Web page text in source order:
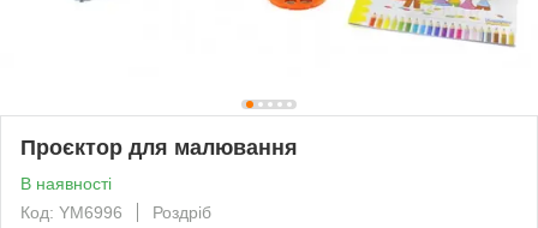
Проєктор для малювання
В наявності
Код: YM6996
Роздріб